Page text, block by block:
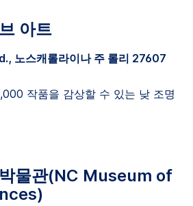
아트
노스캐롤라이나 주 롤리 27607
작품을 감상할 수 있는 낮 조명
물관(NC Museum of